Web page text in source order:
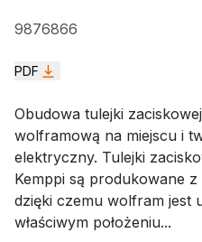
9876866
PDF
Obudowa tulejki
wolframową na miejscu i
elektryczny. Tulejki
Kemppi są produkowane z
dzięki czemu wolfram jest
właściwym położeniu...